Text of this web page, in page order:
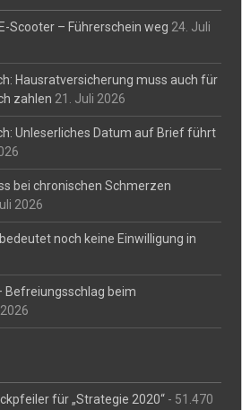
Scooter – Führerschein weg 24. Juli
Hausratversicherung muss auch für
zahlen 21. Juli 2026
Unleserliches Datum auf Brief führt
bei chronischen Schmerzen
2026
noch keine Einwilligung in
Befreiungsschlag beim
für „Strategie 2020“ - 51.470